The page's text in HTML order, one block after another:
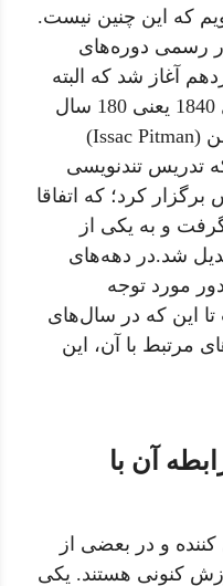
که این چنین نیست.
رسمی دوره‌های
آغاز شد که البته
به صورت مکتوب بود. در سال 1840 یعنی 180 سال
پیش، فردی به نام اسحاق پیتمن (Issac Pitman)
تدریس تندنویسی
کرد؛ که اتفاقا
و به یکی از
شد.در دهه‌های
مورد توجه
این که در سال‌های
مرتبط با آن، این
آن با
و در بعضی از
کنونی هستند. یکی